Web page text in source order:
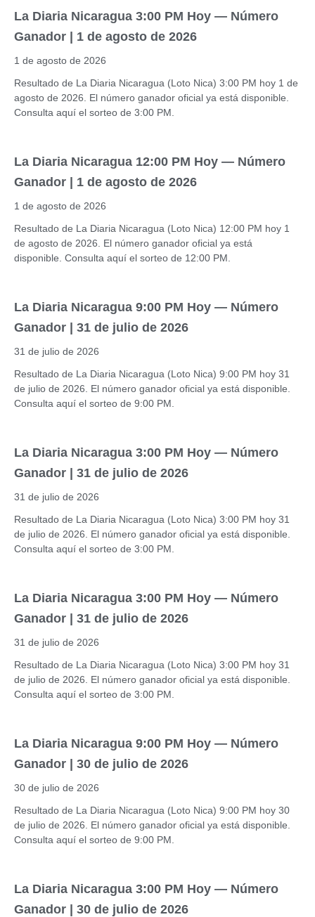
La Diaria Nicaragua 3:00 PM Hoy — Número
Ganador | 1 de agosto de 2026
1 de agosto de 2026
Resultado de La Diaria Nicaragua (Loto Nica) 3:00 PM hoy 1 de
agosto de 2026. El número ganador oficial ya está disponible.
Consulta aquí el sorteo de 3:00 PM.
La Diaria Nicaragua 12:00 PM Hoy — Número
Ganador | 1 de agosto de 2026
1 de agosto de 2026
Resultado de La Diaria Nicaragua (Loto Nica) 12:00 PM hoy 1
de agosto de 2026. El número ganador oficial ya está
disponible. Consulta aquí el sorteo de 12:00 PM.
La Diaria Nicaragua 9:00 PM Hoy — Número
Ganador | 31 de julio de 2026
31 de julio de 2026
Resultado de La Diaria Nicaragua (Loto Nica) 9:00 PM hoy 31
de julio de 2026. El número ganador oficial ya está disponible.
Consulta aquí el sorteo de 9:00 PM.
La Diaria Nicaragua 3:00 PM Hoy — Número
Ganador | 31 de julio de 2026
31 de julio de 2026
Resultado de La Diaria Nicaragua (Loto Nica) 3:00 PM hoy 31
de julio de 2026. El número ganador oficial ya está disponible.
Consulta aquí el sorteo de 3:00 PM.
La Diaria Nicaragua 3:00 PM Hoy — Número
Ganador | 31 de julio de 2026
31 de julio de 2026
Resultado de La Diaria Nicaragua (Loto Nica) 3:00 PM hoy 31
de julio de 2026. El número ganador oficial ya está disponible.
Consulta aquí el sorteo de 3:00 PM.
La Diaria Nicaragua 9:00 PM Hoy — Número
Ganador | 30 de julio de 2026
30 de julio de 2026
Resultado de La Diaria Nicaragua (Loto Nica) 9:00 PM hoy 30
de julio de 2026. El número ganador oficial ya está disponible.
Consulta aquí el sorteo de 9:00 PM.
La Diaria Nicaragua 3:00 PM Hoy — Número
Ganador | 30 de julio de 2026